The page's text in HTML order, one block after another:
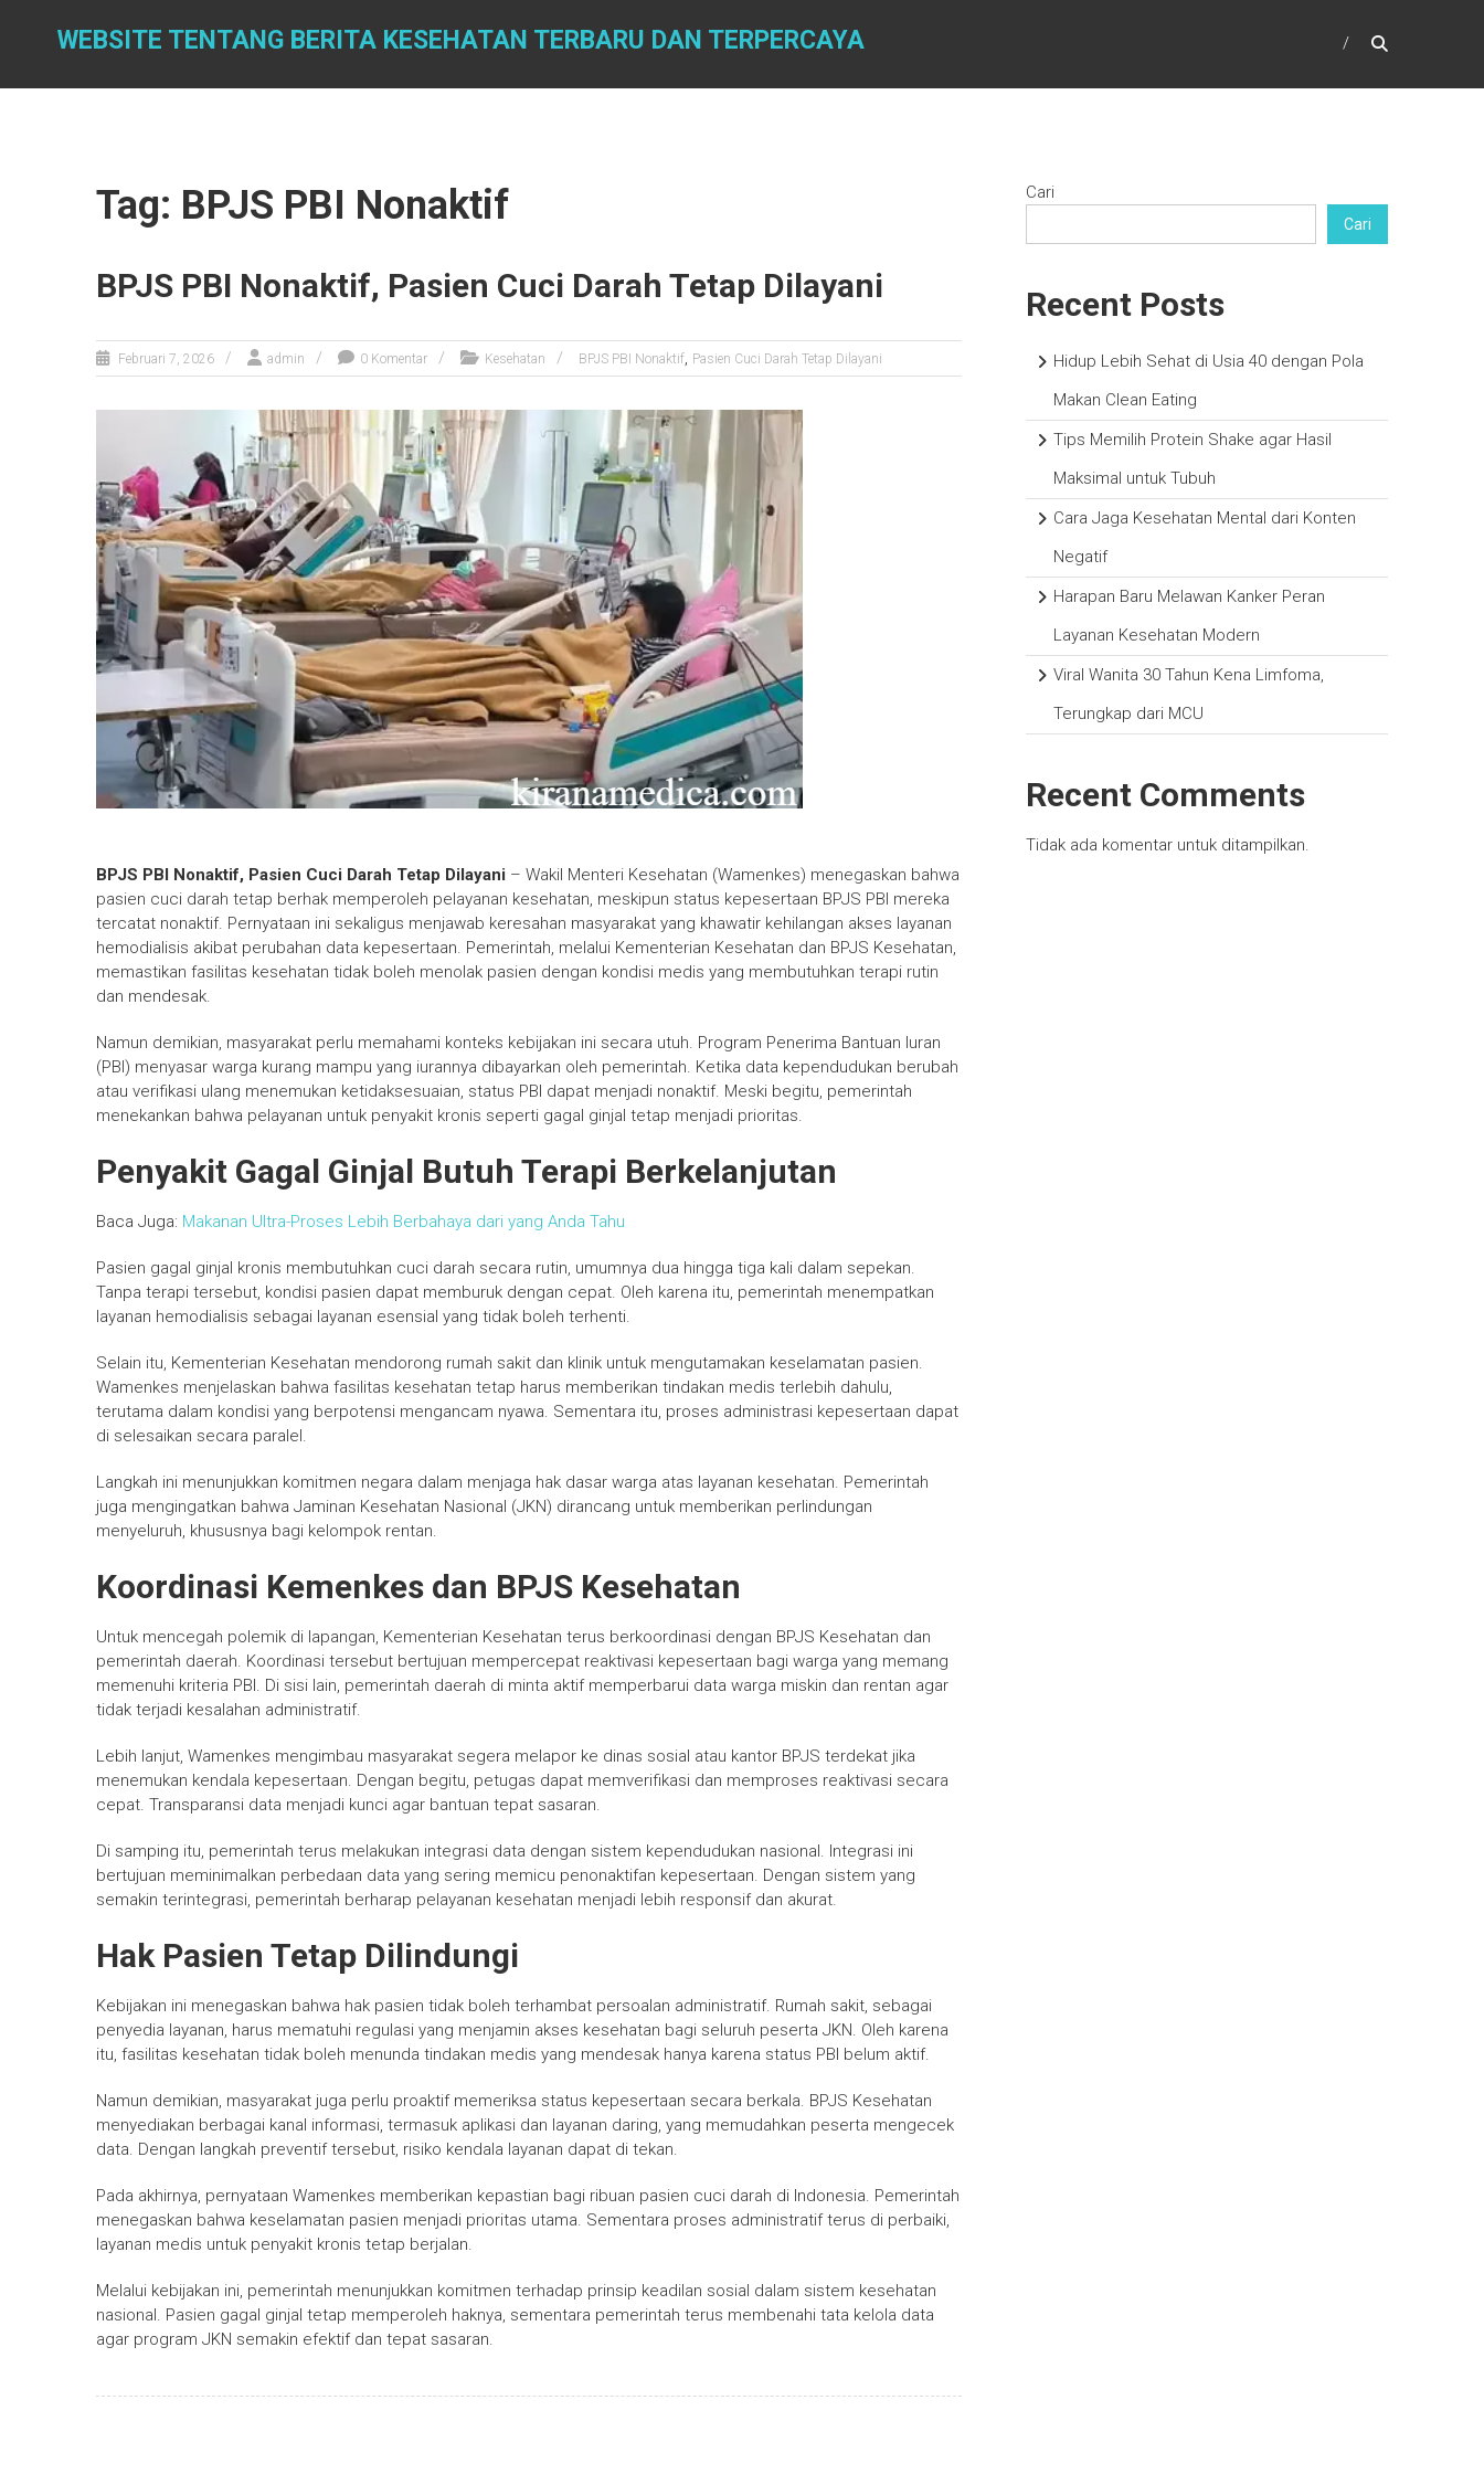
WEBSITE TENTANG BERITA KESEHATAN TERBARU DAN TERPERCAYA
Tag: BPJS PBI Nonaktif
BPJS PBI Nonaktif, Pasien Cuci Darah Tetap Dilayani
Februari 7, 2026 admin 0 Komentar Kesehatan BPJS PBI Nonaktif, Pasien Cuci Darah Tetap Dilayani
BPJS PBI Nonaktif, Pasien Cuci Darah Tetap Dilayani – Wakil Menteri Kesehatan (Wamenkes) menegaskan bahwa
pasien cuci darah tetap berhak memperoleh pelayanan kesehatan, meskipun status kepesertaan BPJS PBI mereka
tercatat nonaktif. Pernyataan ini sekaligus menjawab keresahan masyarakat yang khawatir kehilangan akses layanan
hemodialisis akibat perubahan data kepesertaan. Pemerintah, melalui Kementerian Kesehatan dan BPJS Kesehatan,
memastikan fasilitas kesehatan tidak boleh menolak pasien dengan kondisi medis yang membutuhkan terapi rutin
dan mendesak.
Namun demikian, masyarakat perlu memahami konteks kebijakan ini secara utuh. Program Penerima Bantuan Iuran
(PBI) menyasar warga kurang mampu yang iurannya dibayarkan oleh pemerintah. Ketika data kependudukan berubah
atau verifikasi ulang menemukan ketidaksesuaian, status PBI dapat menjadi nonaktif. Meski begitu, pemerintah
menekankan bahwa pelayanan untuk penyakit kronis seperti gagal ginjal tetap menjadi prioritas.
Penyakit Gagal Ginjal Butuh Terapi Berkelanjutan
Baca Juga: Makanan Ultra-Proses Lebih Berbahaya dari yang Anda Tahu
Pasien gagal ginjal kronis membutuhkan cuci darah secara rutin, umumnya dua hingga tiga kali dalam sepekan.
Tanpa terapi tersebut, kondisi pasien dapat memburuk dengan cepat. Oleh karena itu, pemerintah menempatkan
layanan hemodialisis sebagai layanan esensial yang tidak boleh terhenti.
Selain itu, Kementerian Kesehatan mendorong rumah sakit dan klinik untuk mengutamakan keselamatan pasien.
Wamenkes menjelaskan bahwa fasilitas kesehatan tetap harus memberikan tindakan medis terlebih dahulu,
terutama dalam kondisi yang berpotensi mengancam nyawa. Sementara itu, proses administrasi kepesertaan dapat
di selesaikan secara paralel.
Langkah ini menunjukkan komitmen negara dalam menjaga hak dasar warga atas layanan kesehatan. Pemerintah
juga mengingatkan bahwa Jaminan Kesehatan Nasional (JKN) dirancang untuk memberikan perlindungan
menyeluruh, khususnya bagi kelompok rentan.
Koordinasi Kemenkes dan BPJS Kesehatan
Untuk mencegah polemik di lapangan, Kementerian Kesehatan terus berkoordinasi dengan BPJS Kesehatan dan
pemerintah daerah. Koordinasi tersebut bertujuan mempercepat reaktivasi kepesertaan bagi warga yang memang
memenuhi kriteria PBI. Di sisi lain, pemerintah daerah di minta aktif memperbarui data warga miskin dan rentan agar
tidak terjadi kesalahan administratif.
Lebih lanjut, Wamenkes mengimbau masyarakat segera melapor ke dinas sosial atau kantor BPJS terdekat jika
menemukan kendala kepesertaan. Dengan begitu, petugas dapat memverifikasi dan memproses reaktivasi secara
cepat. Transparansi data menjadi kunci agar bantuan tepat sasaran.
Di samping itu, pemerintah terus melakukan integrasi data dengan sistem kependudukan nasional. Integrasi ini
bertujuan meminimalkan perbedaan data yang sering memicu penonaktifan kepesertaan. Dengan sistem yang
semakin terintegrasi, pemerintah berharap pelayanan kesehatan menjadi lebih responsif dan akurat.
Hak Pasien Tetap Dilindungi
Kebijakan ini menegaskan bahwa hak pasien tidak boleh terhambat persoalan administratif. Rumah sakit, sebagai
penyedia layanan, harus mematuhi regulasi yang menjamin akses kesehatan bagi seluruh peserta JKN. Oleh karena
itu, fasilitas kesehatan tidak boleh menunda tindakan medis yang mendesak hanya karena status PBI belum aktif.
Namun demikian, masyarakat juga perlu proaktif memeriksa status kepesertaan secara berkala. BPJS Kesehatan
menyediakan berbagai kanal informasi, termasuk aplikasi dan layanan daring, yang memudahkan peserta mengecek
data. Dengan langkah preventif tersebut, risiko kendala layanan dapat di tekan.
Pada akhirnya, pernyataan Wamenkes memberikan kepastian bagi ribuan pasien cuci darah di Indonesia. Pemerintah
menegaskan bahwa keselamatan pasien menjadi prioritas utama. Sementara proses administratif terus di perbaiki,
layanan medis untuk penyakit kronis tetap berjalan.
Melalui kebijakan ini, pemerintah menunjukkan komitmen terhadap prinsip keadilan sosial dalam sistem kesehatan
nasional. Pasien gagal ginjal tetap memperoleh haknya, sementara pemerintah terus membenahi tata kelola data
agar program JKN semakin efektif dan tepat sasaran.
Cari
Cari
Recent Posts
Hidup Lebih Sehat di Usia 40 dengan Pola
Makan Clean Eating
Tips Memilih Protein Shake agar Hasil
Maksimal untuk Tubuh
Cara Jaga Kesehatan Mental dari Konten
Negatif
Harapan Baru Melawan Kanker Peran
Layanan Kesehatan Modern
Viral Wanita 30 Tahun Kena Limfoma,
Terungkap dari MCU
Recent Comments
Tidak ada komentar untuk ditampilkan.